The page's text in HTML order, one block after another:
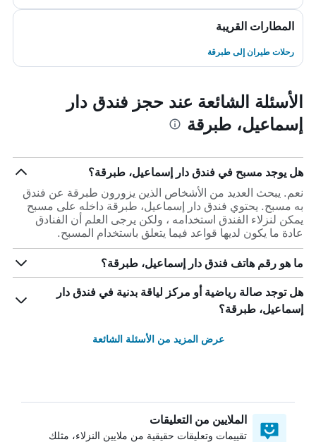
المطارات القريبة
رحلات طيران إلى طبرقة
الأسئلة الشائعة عند حجز فندق دار
إسماعيل، طبرقة
هل يوجد مسبح في فندق دار إسماعيل، طبرقة؟
نعم. يبحث العديد من الأشخاص الذين يزورون طبرقة عن فندق
به مسبح. يحتوي فندق دار إسماعيل، طبرقة داخله على مسبح
يمكن لنزلاء الفندق استخدامه ، ولكن يرجى العلم أن الفنادق
عادة ما يكون لديها قواعد فيما يتعلق باستخدام المسبح.
ما هو رقم هاتف فندق دار إسماعيل، طبرقة؟
هل توجد صالة رياضية أو مركز لياقة بدنية في فندق دار
إسماعيل، طبرقة؟
عرض المزيد من الأسئلة الشائعة
الملايين من التعليقات
تقييمات وتعليقات حقيقية من ملايين النزلاء، مثلك